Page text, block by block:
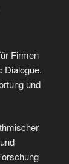
Firmen
Dialogue.
und